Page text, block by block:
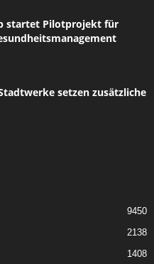
startet Pilotprojekt für
setzen zusätzliche
9450
2138
1408